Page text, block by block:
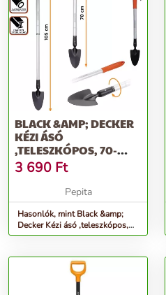
BLACK &AMP; DECKER
KÉZI ÁSÓ
,TELESZKÓPOS, 70-
105CM, 460G
3 690 Ft
Pepita
Hasonlók, mint Black &amp;
Decker Kézi ásó ,teleszkópos,
70-105cm, 460g